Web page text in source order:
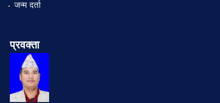
जन्म दर्ता
प्रवक्ता